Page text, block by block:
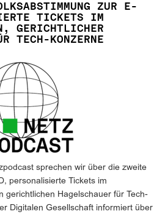
ZUR E-
TICKETS IM
GERICHTLICHER
TECH-KONZERNE
sprechen wir über die zweite
personalisierte Tickets im
gerichtlichen Hagelschauer für Tech-
Digitalen Gesellschaft informiert über